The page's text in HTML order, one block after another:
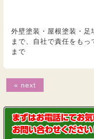
外壁塗装・屋根塗装・足
まで、自社で責任を
まで
« next